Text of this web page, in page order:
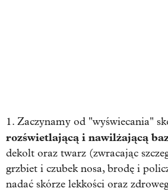
1. Zaczynamy od "wyświecania"
rozświetlającą i nawilżającą
dekolt oraz twarz (zwracając
grzbiet i czubek nosa, brodę i
nadać skórze lekkości oraz